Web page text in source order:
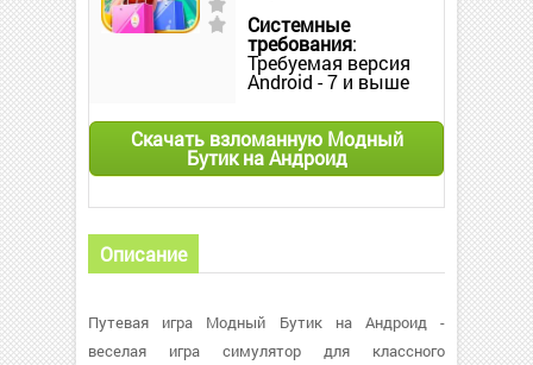
Системные
требования:
Требуемая версия
Android - 7 и выше
Скачать взломанную Модный
Бутик на Андроид
Описание
Путевая игра Модный Бутик на Андроид -
веселая игра симулятор для классного